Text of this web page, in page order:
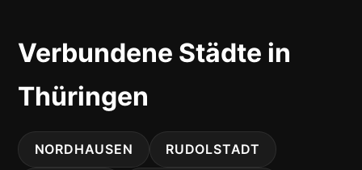
Verbundene Städte in
Thüringen
NORDHAUSEN RUDOLSTADT